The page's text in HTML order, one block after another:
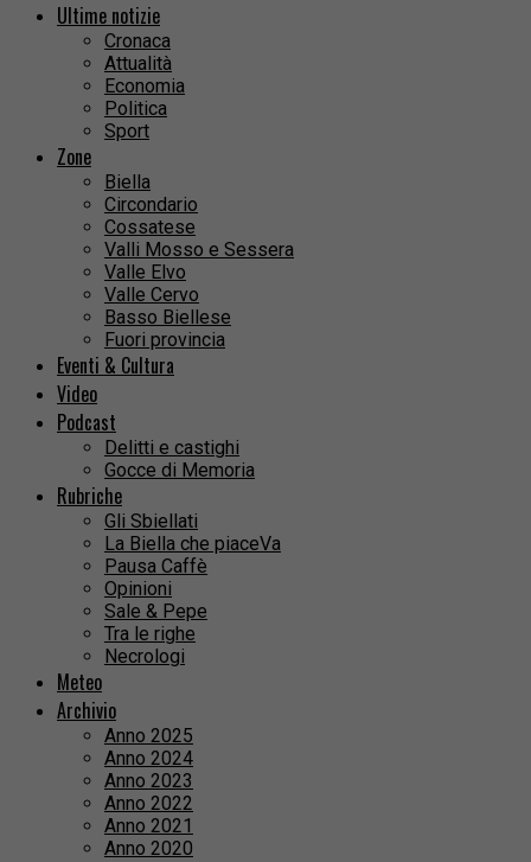
Ultime notizie
Cronaca
Attualità
Economia
Politica
Sport
Zone
Biella
Circondario
Cossatese
Valli Mosso e Sessera
Valle Elvo
Valle Cervo
Basso Biellese
Fuori provincia
Eventi & Cultura
Video
Podcast
Delitti e castighi
Gocce di Memoria
Rubriche
Gli Sbiellati
La Biella che piaceVa
Pausa Caffè
Opinioni
Sale & Pepe
Tra le righe
Necrologi
Meteo
Archivio
Anno 2025
Anno 2024
Anno 2023
Anno 2022
Anno 2021
Anno 2020